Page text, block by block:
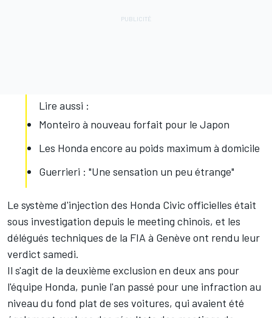
Lire aussi :
Monteiro à nouveau forfait pour le Japon
Les Honda encore au poids maximum à domicile
Guerrieri : "Une sensation un peu étrange"
Le système d'injection des Honda Civic officielles était
sous investigation depuis le meeting chinois, et les
délégués techniques de la FIA à Genève ont rendu leur
verdict samedi.
Il s'agit de la deuxième exclusion en deux ans pour
l'équipe Honda, punie l'an passé pour une infraction au
niveau du fond plat de ses voitures, qui avaient été